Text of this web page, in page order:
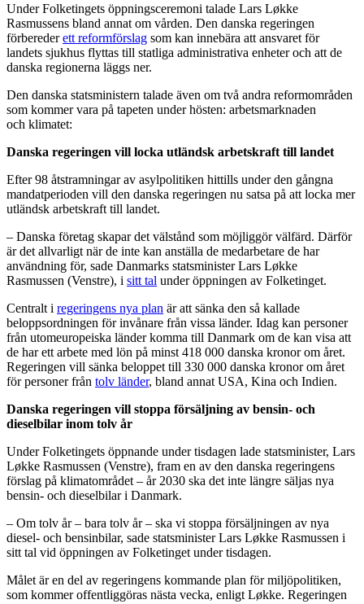
Under Folketingets öppningsceremoni talade Lars Løkke
Rasmussens bland annat om vården. Den danska regeringen
förberederett reformförslag som kan innebära att ansvaret för
landets sjukhus flyttas till statliga administrativa enheter och att de
danska regionerna läggs ner.
Den danska statsministern talade även om två andra reformområden
som kommer vara på tapeten under hösten: arbetsmarknaden
och klimatet:
Danska regeringen vill locka utländsk arbetskraft till landet
Efter 98 åtstramningar av asylpolitiken hittills under den gångna
mandatperioden vill den danska regeringen nu satsa på att locka mer
utländsk arbetskraft till landet.
– Danska företag skapar det välstånd som möjliggör välfärd. Därför
är det allvarligt när de inte kan anställa de medarbetare de har
användning för, sade Danmarks statsminister Lars Løkke
Rasmussen (Venstre), i sitt tal under öppningen av Folketinget.
Centralt i regeringens nya plan är att sänka den så kallade
beloppsordningen för invånare från vissa länder. Idag kan personer
från utomeuropeiska länder komma till Danmark om de kan visa att
de har ett arbete med lön på minst 418 000 danska kronor om året.
Regeringen vill sänka beloppet till 330 000 danska kronor om året
för personer från tolv länder, bland annat USA, Kina och Indien.
Danska regeringen vill stoppa försäljning av bensin- och
dieselbilar inom tolv år
Under Folketingets öppnande under tisdagen lade statsminister, Lars
Løkke Rasmussen (Venstre), fram en av den danska regeringens
förslag på klimatområdet – år 2030 ska det inte längre säljas nya
bensin- och dieselbilar i Danmark.
– Om tolv år – bara tolv år – ska vi stoppa försäljningen av nya
diesel- och bensinbilar, sade statsminister Lars Løkke Rasmussen i
sitt tal vid öppningen av Folketinget under tisdagen.
Målet är en del av regeringens kommande plan för miljöpolitiken,
som kommer offentliggöras nästa vecka, enligt Løkke. Regeringen